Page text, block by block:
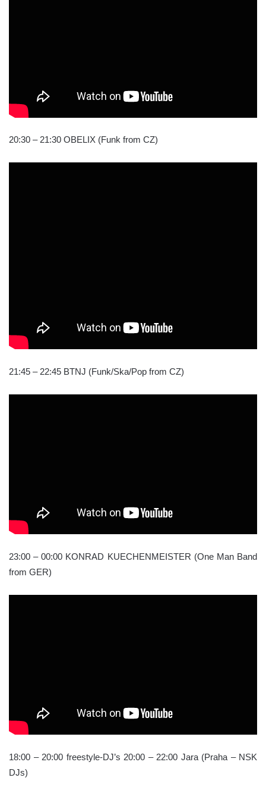
20:30 – 21:30 OBELIX (Funk from CZ)
21:45 – 22:45 BTNJ (Funk/Ska/Pop from CZ)
23:00 – 00:00 KONRAD KUECHENMEISTER (One Man Band
from GER)
18:00 – 20:00 freestyle-DJ’s 20:00 – 22:00 Jara (Praha – NSK
DJs)